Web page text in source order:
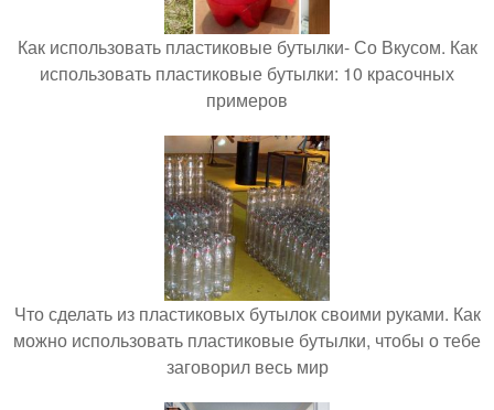
Как использовать пластиковые бутылки- Со Вкусом. Как
использовать пластиковые бутылки: 10 красочных
примеров
Что сделать из пластиковых бутылок своими руками. Как
можно использовать пластиковые бутылки, чтобы о тебе
заговорил весь мир